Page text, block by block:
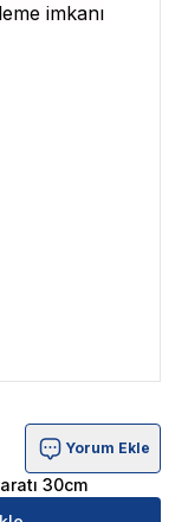
imkanı
Ürün Yorumları
Yorum Ekle
30cm